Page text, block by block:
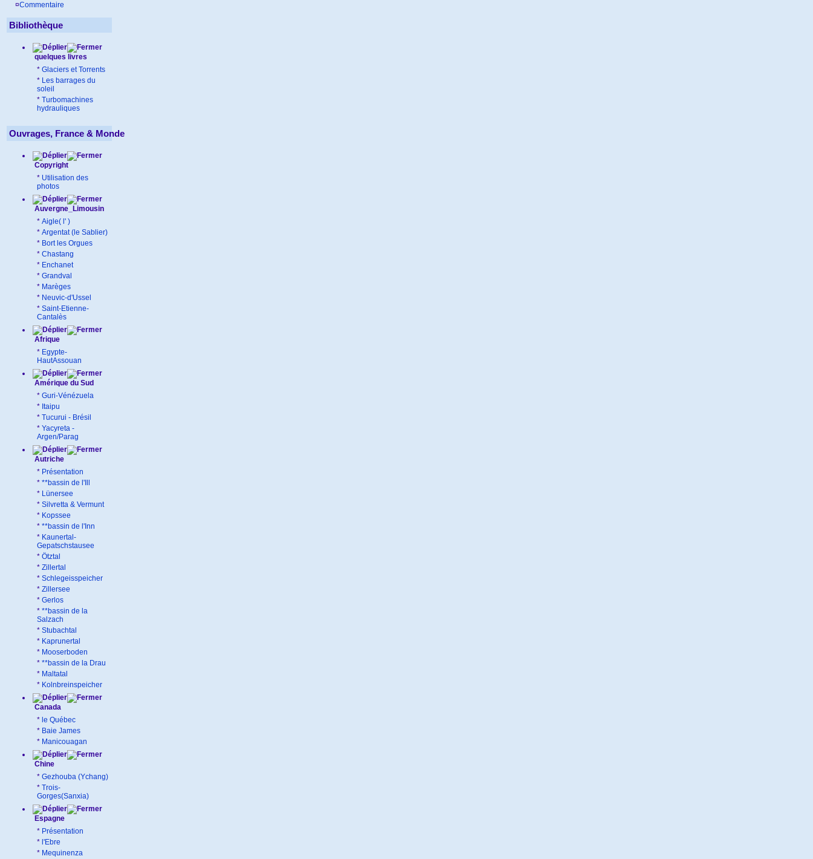
¤Commentaire
Bibliothèque
quelques livres
* Glaciers et Torrents
* Les barrages du
soleil
* Turbomachines
hydrauliques
Ouvrages, France & Monde
Copyright
* Utilisation des
photos
Auvergne_Limousin
* Aigle( l' )
* Argentat (le Sablier)
* Bort les Orgues
* Chastang
* Enchanet
* Grandval
* Marèges
* Neuvic-d'Ussel
* Saint-Etienne-
Cantalès
Afrique
* Egypte-
HautAssouan
Amérique du Sud
* Guri-Vénézuela
* Itaipu
* Tucurui - Brésil
* Yacyreta -
Argen/Parag
Autriche
* Présentation
* **bassin de l'Ill
* Lünersee
* Silvretta & Vermunt
* Kopssee
* **bassin de l'Inn
* Kaunertal-
Gepatschstausee
* Ötztal
* Zillertal
* Schlegeisspeicher
* Zillersee
* Gerlos
* **bassin de la
Salzach
* Stubachtal
* Kaprunertal
* Mooserboden
* **bassin de la Drau
* Maltatal
* Kolnbreinspeicher
Canada
* le Québec
* Baie James
* Manicouagan
Chine
* Gezhouba (Ychang)
* Trois-
Gorges(Sanxia)
Espagne
* Présentation
* l'Ebre
* Mequinenza